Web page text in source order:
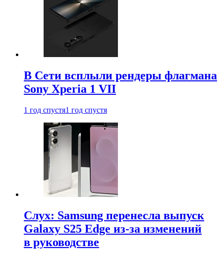
В Сети всплыли рендеры флагмана
Sony Xperia 1 VII
1 год спустя1 год спустя
Слух: Samsung перенесла выпуск
Galaxy S25 Edge из-за изменений
в руководстве